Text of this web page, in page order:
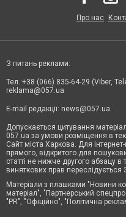
Про нас
З питань реклами:
Тел.:+38 (066) 835-64-29 (Viber,
reklama@057.ua
E-mail редакції: news@057.ua
Допускається цитування
057.ua за умови розміщення в
Сайт міста Харкова. Для
прямого, відкритого для
статті не нижче другого абзацу
виняткових прав переслідується
Матеріали з плашками "Новини
матеріал", "Партнерський
"PR", "Офіційно", "Політична